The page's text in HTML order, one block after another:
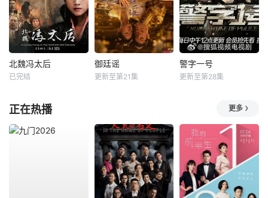
北魏冯太后
已完结
御廷谣
更新至第21集
警字一号
更新至第28集
正在热播 更多